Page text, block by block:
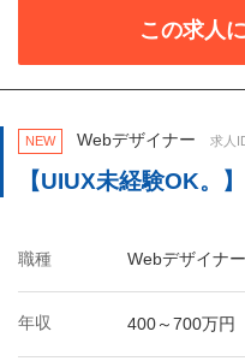
この求人
NEW Webデザイナー 求人
【UIUX未経験OK。
職種 Webデザイナー
年収 400～700万円